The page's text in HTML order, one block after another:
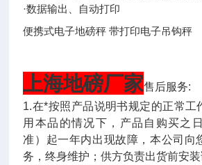
·数据输出、自动打印
便携式电子地磅秤 带打印电子吊钩秤
上海地磅厂家售后服务:
1.在*按照产品说明书规定的正常工
用本品的情况下，产品自购买之
准）起一年内出现故障，本公司向
务，终身维护；供方负责出货前安装